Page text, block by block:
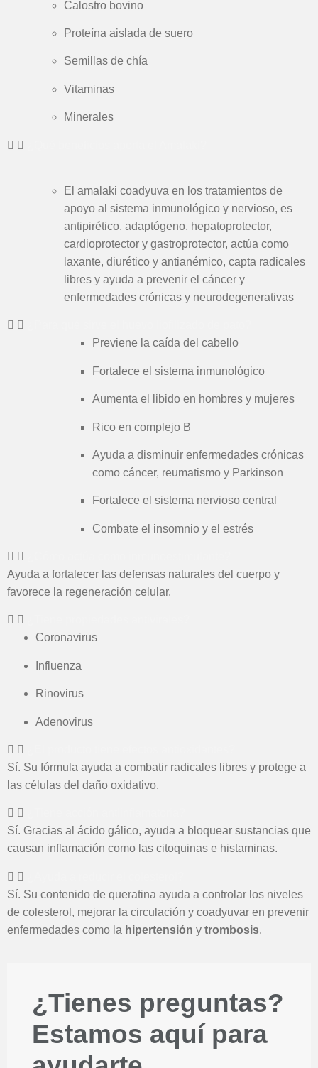
Calostro bovino
Proteína aislada de suero
Semillas de chía
Vitaminas
Minerales
El amalaki coadyuva en los tratamientos de
apoyo al sistema inmunológico y nervioso, es
antipirético, adaptógeno, hepatoprotector,
cardioprotector y gastroprotector, actúa como
laxante, diurético y antianémico, capta radicales
libres y ayuda a prevenir el cáncer y
enfermedades crónicas y neurodegenerativas
Previene la caída del cabello
Fortalece el sistema inmunológico
Aumenta el libido en hombres y mujeres
Rico en complejo B
Ayuda a disminuir enfermedades crónicas
como cáncer, reumatismo y Parkinson
Fortalece el sistema nervioso central
Combate el insomnio y el estrés
Ayuda a fortalecer las defensas naturales del cuerpo y
favorece la regeneración celular.
Coronavirus
Influenza
Rinovirus
Adenovirus
Sí. Su fórmula ayuda a combatir radicales libres y protege a
las células del daño oxidativo.
Sí. Gracias al ácido gálico, ayuda a bloquear sustancias que
causan inflamación como las citoquinas e histaminas.
Sí. Su contenido de queratina ayuda a controlar los niveles
de colesterol, mejorar la circulación y coadyuvar en prevenir
enfermedades como la hipertensión y trombosis.
¿Tienes preguntas?
Estamos aquí para